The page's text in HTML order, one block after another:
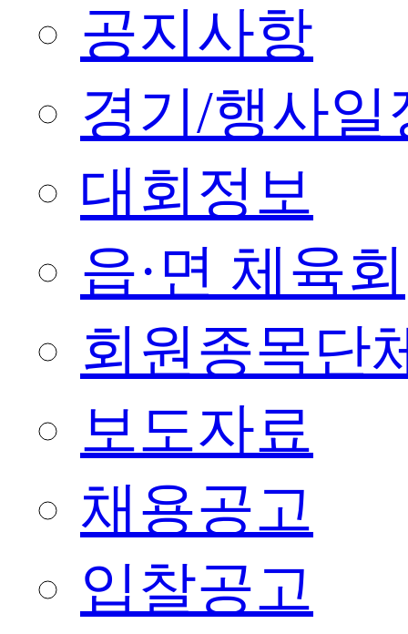
공지사항
경기/행사일
대회정보
읍·면 체육회
회원종목단
보도자료
채용공고
입찰공고